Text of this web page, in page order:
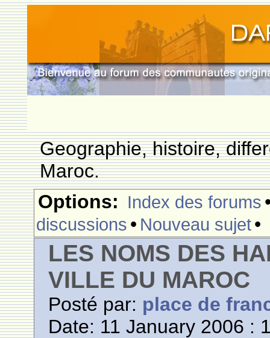
Geographie, histoire,
Maroc.
Options: Index des forums
discussions • Nouveau sujet•
LES NOMS DES
VILLE DU MAROC
Posté par: place de
Date: 11 January 2006 :